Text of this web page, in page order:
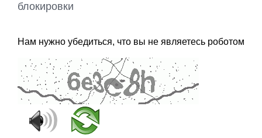
блокировки
Нам нужно убедиться, что вы не являетесь роботом